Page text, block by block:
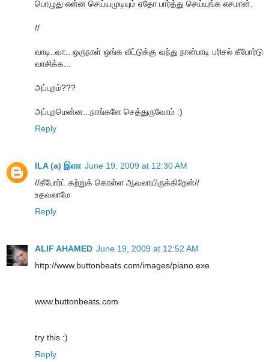
பொழுது என்ன செய்யமுடியும் ஏதோ பார்த்து செய்யுங்க எசமான்.
//
வாடி..வா.. ஒருநாள் ஒங்க வீட்டுக்கு வந்து நான்பாடி பரிசல் கீபோர்டு
வாசிக்க...
அப்புறம்???
அப்புறமென்ன...நாங்களே செத்துருவோம் :)
Reply
ILA (a) இளா June 19, 2009 at 12:30 AM
//கீபோர்ட் கற்றுக் கொள்ள ஆவலாயிருக்கிறேன்//
உதவலாமே
Reply
ALIF AHAMED June 19, 2009 at 12:52 AM
http://www.buttonbeats.com/images/piano.exe
www.buttonbeats.com
try this :)
Reply